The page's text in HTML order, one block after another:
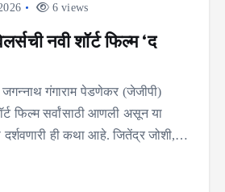
6 views
नवी शॉर्ट फिल्म ‘द
जगन्नाथ गंगाराम पेडणेकर (जेजीपी)
फिल्म सर्वांसाठी आणली असून या
दर्शवणारी ही कथा आहे. जितेंद्र जोशी,…